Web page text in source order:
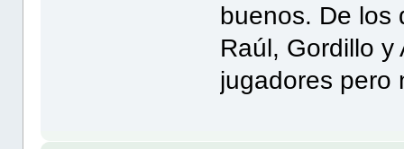
buenos. De los
Raúl, Gordillo
jugadores pero